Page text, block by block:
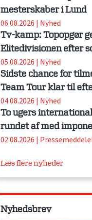
mesterskaber i Lund
06.08.2026 | Nyhed
Tv-kamp: Topopgør
Elitedivisionen efter
05.08.2026 | Nyhed
Sidste chance for
Team Tour klar til
04.08.2026 | Nyhed
To ugers
rundet af med
02.08.2026 |
Læs flere nyheder
Nyhedsbrev